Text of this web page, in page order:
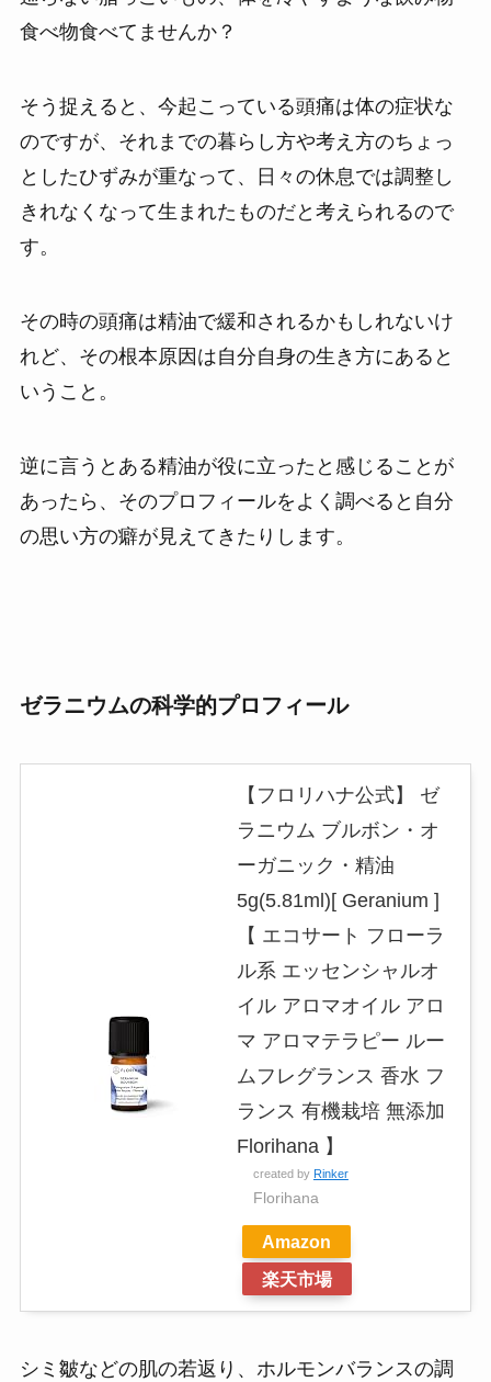
食べ物食べてませんか？
そう捉えると、今起こっている頭痛は体の症状な
のですが、それまでの暮らし方や考え方のちょっ
としたひずみが重なって、日々の休息では調整し
きれなくなって生まれたものだと考えられるので
す。
その時の頭痛は精油で緩和されるかもしれないけ
れど、その根本原因は自分自身の生き方にあると
いうこと。
逆に言うとある精油が役に立ったと感じることが
あったら、そのプロフィールをよく調べると自分
の思い方の癖が見えてきたりします。
ゼラニウムの科学的プロフィール
【フロリハナ公式】 ゼ
ラニウム ブルボン・オ
ーガニック・精油
5g(5.81ml)[ Geranium ]
【 エコサート フローラ
ル系 エッセンシャルオ
イル アロマオイル アロ
マ アロマテラピー ルー
ムフレグランス 香水 フ
ランス 有機栽培 無添加
Florihana 】
created by Rinker
Florihana
Amazon
楽天市場
シミ皺などの肌の若返り、ホルモンバランスの調